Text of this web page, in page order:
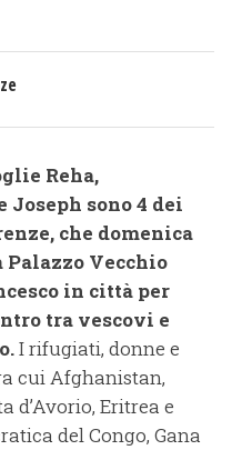
Reha,
Joseph sono 4 dei
che domenica
Palazzo Vecchio
in città per
tra vescovi e
I rifugiati, donne e
cui Afghanistan,
d’Avorio, Eritrea e
del Congo, Gana